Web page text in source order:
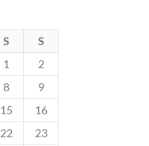
S S
1
2
8
9
15
16
22
23